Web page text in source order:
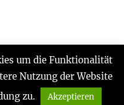
Stolz
um die Funktionalität
Nutzung der Website
zu.
Akzeptieren